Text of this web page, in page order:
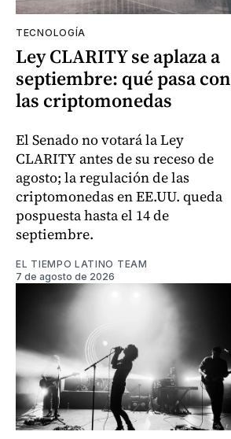
TECNOLOGÍA
Ley CLARITY se aplaza a
septiembre: qué pasa con
las criptomonedas
El Senado no votará la Ley
CLARITY antes de su receso de
agosto; la regulación de las
criptomonedas en EE.UU. queda
pospuesta hasta el 14 de
septiembre.
EL TIEMPO LATINO TEAM
7 de agosto de 2026